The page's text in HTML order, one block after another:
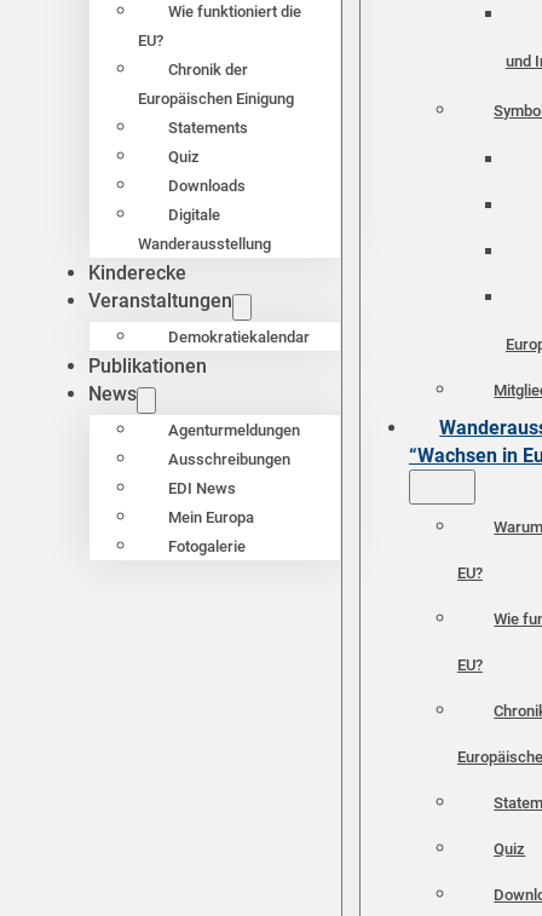
Wie funktioniert die
EU?
Chronik der
Europäischen Einigung
Statements
Quiz
Downloads
Digitale
Wanderausstellung
Kinderecke
Veranstaltungen
Demokratiekalendar
Publikationen
News
Agenturmeldungen
Ausschreibungen
EDI News
Mein Europa
Fotogalerie
und
“Wachsen in
EU?
Wie
EU?
Quiz